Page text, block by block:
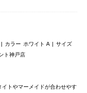
カラー ホワイト A
サイズ
ト神戸店
トやマーメイドが合わせやす